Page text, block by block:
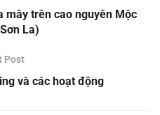
mây trên cao nguyên Mộc
La)
Post
và các hoạt động